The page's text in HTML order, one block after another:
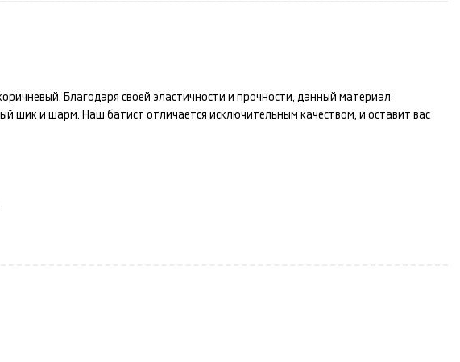
. Благодаря своей эластичности и прочности, данный материал
шик и шарм. Наш батист отличается исключительным качеством, и оставит вас